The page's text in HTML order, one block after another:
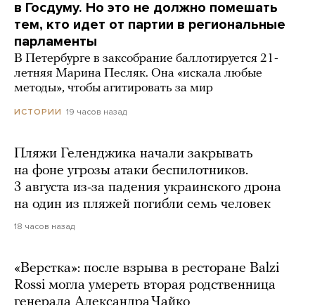
в Госдуму. Но это не должно помешать
тем, кто идет от партии в региональные
парламенты
В Петербурге в заксобрание баллотируется 21-
летняя Марина Песляк. Она «искала любые
методы», чтобы агитировать за мир
ИСТОРИИ 19 часов назад
Пляжи Геленджика начали закрывать
на фоне угрозы атаки беспилотников.
3 августа из-за падения украинского дрона
на один из пляжей погибли семь человек
18 часов назад
«Верстка»: после взрыва в ресторане Balzi
Rossi могла умереть вторая родственница